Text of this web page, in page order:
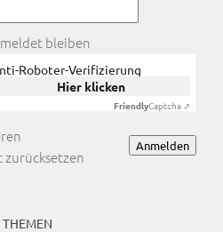
bleiben
Roboter-Verifizierung
Hier klicken
FriendlyCaptcha ⇗
Anmelden
zurücksetzen
THEMEN